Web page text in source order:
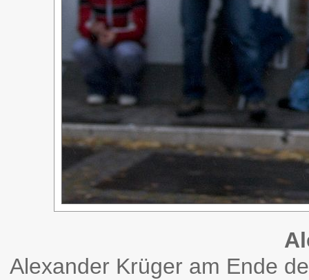
Alexander Krüger am Ende